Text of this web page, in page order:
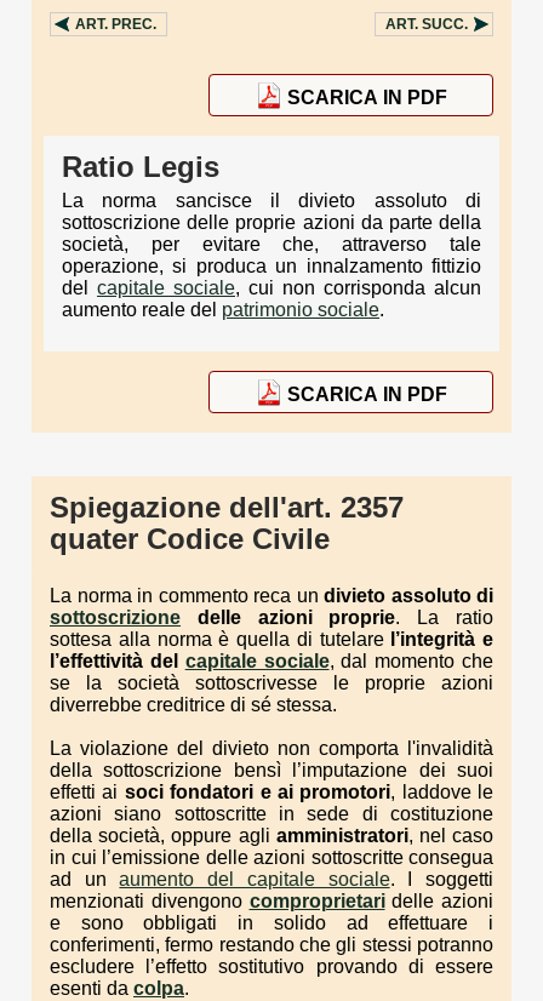
ART. PREC. ART. SUCC.
SCARICA IN PDF
Ratio Legis
La norma sancisce il divieto assoluto di
sottoscrizione delle proprie azioni da parte della
società, per evitare che, attraverso tale
operazione, si produca un innalzamento fittizio
del capitale sociale, cui non corrisponda alcun
aumento reale del patrimonio sociale.
SCARICA IN PDF
Spiegazione dell'art. 2357
quater Codice Civile
La norma in commento reca un divieto assoluto di
sottoscrizione delle azioni proprie. La ratio
sottesa alla norma è quella di tutelare l’integrità e
l’effettività del capitale sociale, dal momento che
se la società sottoscrivesse le proprie azioni
diverrebbe creditrice di sé stessa.
La violazione del divieto non comporta l'invalidità
della sottoscrizione bensì l’imputazione dei suoi
effetti ai soci fondatori e ai promotori, laddove le
azioni siano sottoscritte in sede di costituzione
della società, oppure agli amministratori, nel caso
in cui l’emissione delle azioni sottoscritte consegua
ad unaumento del capitale sociale. I soggetti
menzionati divengono comproprietaridelle azioni
e sono obbligati in solido ad effettuare i
conferimenti, fermo restando che gli stessi potranno
escludere l’effetto sostitutivo provando di essere
esenti da colpa.